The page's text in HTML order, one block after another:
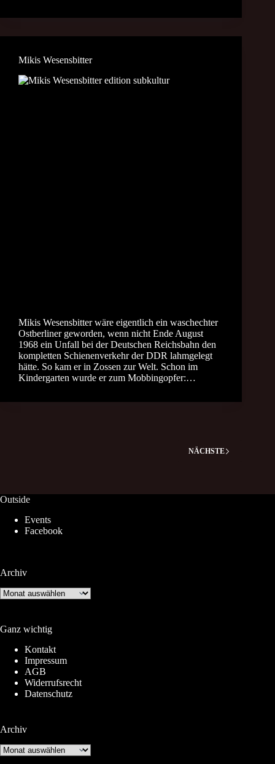
Mikis Wesensbitter
Mikis Wesensbitter wäre eigentlich ein waschechter
Ostberliner geworden, wenn nicht Ende August
1968 ein Unfall bei der Deutschen Reichsbahn den
kompletten Schienenverkehr der DDR lahmgelegt
hätte. So kam er in Zossen zur Welt. Schon im
Kindergarten wurde er zum Mobbingopfer:…
NÄCHSTE
Outside
Events
Facebook
Archiv
Archiv
Ganz wichtig
Kontakt
Impressum
AGB
Widerrufsrecht
Datenschutz
Archiv
Archiv